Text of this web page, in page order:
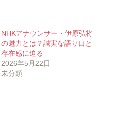
NHKアナウンサー・伊原弘将
の魅力とは？誠実な語り口と
存在感に迫る
2026年5月22日
未分類